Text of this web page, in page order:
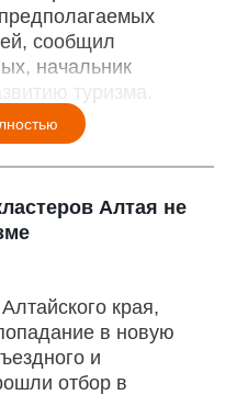
сообщил
начальник
туризма.
Алтая не
края,
в новую
и
отбор в